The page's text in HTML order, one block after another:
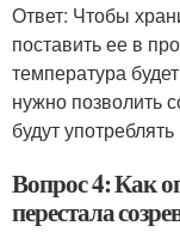
Ответ: Чтобы
поставить ее в
температура
нужно позволить
будут
Вопрос 4: Как
перестала